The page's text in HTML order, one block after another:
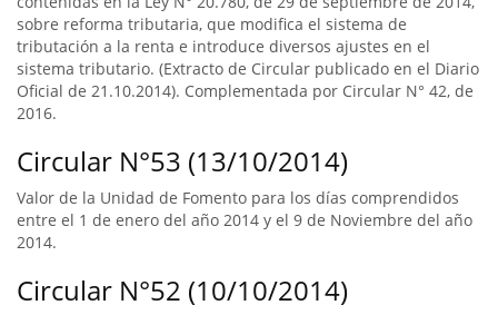
sobre reforma tributaria, que modifica el sistema de
tributación a la renta e introduce diversos ajustes en el
sistema tributario. (Extracto de Circular publicado en el Diario
Oficial de 21.10.2014). Complementada por Circular N° 42, de
2016.
Circular N°53 (13/10/2014)
Valor de la Unidad de Fomento para los días comprendidos
entre el 1 de enero del año 2014 y el 9 de Noviembre del año
2014.
Circular N°52 (10/10/2014)